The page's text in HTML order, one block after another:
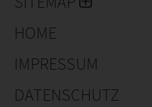
HOME
IMPRESSUM
DATENSCHUTZ